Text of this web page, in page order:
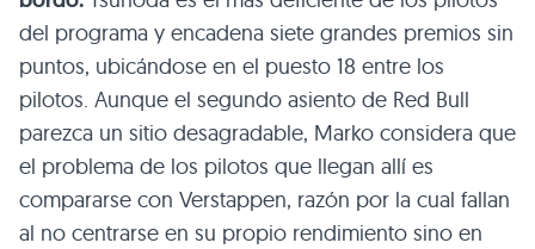
del programa y encadena siete grandes premios sin
puntos, ubicándose en el puesto 18 entre los
pilotos. Aunque el segundo asiento de Red Bull
parezca un sitio desagradable, Marko considera que
el problema de los pilotos que llegan allí es
compararse con Verstappen, razón por la cual fallan
al no centrarse en su propio rendimiento sino en